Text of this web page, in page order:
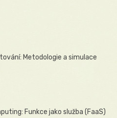
Metodologie a simulace
Funkce jako služba (FaaS)